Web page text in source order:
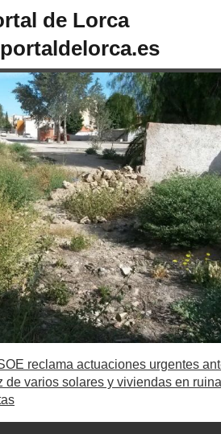
de Lorca
reclama actuaciones urgentes
de varios solares y viviendas en ruina